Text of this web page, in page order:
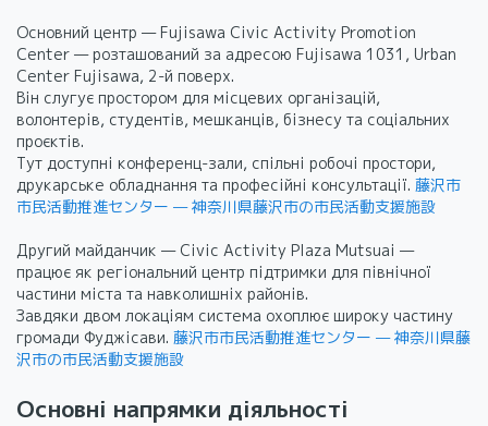
Основний центр — Fujisawa Civic Activity Promotion
Center — розташований за адресою Fujisawa 1031, Urban
Center Fujisawa, 2-й поверх.
Він слугує простором для місцевих організацій,
волонтерів, студентів, мешканців, бізнесу та соціальних
проєктів.
Тут доступні конференц-зали, спільні робочі простори,
друкарське обладнання та професійні консультації. 藤沢市
市民活動推進センター — 神奈川県藤沢市の市民活動支援施設
Другий майданчик — Civic Activity Plaza Mutsuai —
працює як регіональний центр підтримки для північної
частини міста та навколишніх районів.
Завдяки двом локаціям система охоплює широку частину
громади Фуджісави. 藤沢市市民活動推進センター — 神奈川県藤
沢市の市民活動支援施設
Основні напрямки діяльності